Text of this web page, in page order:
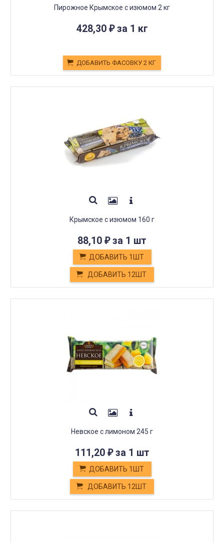
Пирожное Крымское с изюмом 2 кг
428,30 ₽за 1 кг
ДОБАВИТЬ ФАСОВКУ 2 КГ
Крымское с изюмом 160 г
88,10 ₽за 1 шт
ДОБАВИТЬ 1ШТ
ДОБАВИТЬ 12ШТ
Невское с лимоном 245 г
111,20 ₽за 1 шт
ДОБАВИТЬ 1ШТ
ДОБАВИТЬ 12ШТ